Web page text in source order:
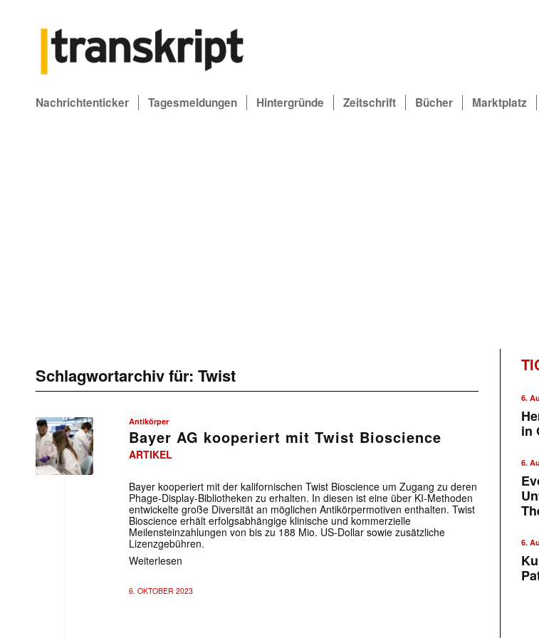
Nachrichtenticker Tagesmeldungen Hintergründe Zeitschrift Bücher Marktplatz
Schlagwortarchiv für: Twist
Antikörper
Bayer AG kooperiert mit Twist Bioscience
ARTIKEL
Bayer kooperiert mit der kalifornischen Twist Bioscience um Zugang zu deren
Phage-Display-Bibliotheken zu erhalten. In diesen ist eine über KI-Methoden
entwickelte große Diversität an möglichen Antikörpermotiven enthalten. Twist
Bioscience erhält erfolgsabhängige klinische und kommerzielle
Meilensteinzahlungen von bis zu 188 Mio. US-Dollar sowie zusätzliche
Lizenzgebühren.
Weiterlesen
6. OKTOBER 2023
6.
in
6.
6.